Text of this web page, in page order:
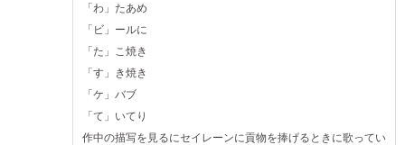
「わ」たあめ
「ビ」ールに
「た」こ焼き
「す」き焼き
「ケ」バブ
「て」いてり
作中の描写を見るにセイレーンに貢物を捧げるときに歌ってい